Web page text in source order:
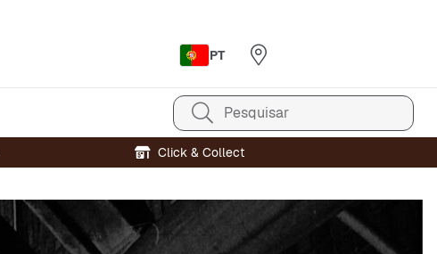
PT
Pesquisar
Click & Collect